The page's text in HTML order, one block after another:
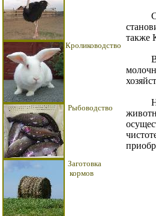
Кролиководство
Рыбоводство
Заготовка
кормов
С
также
В
На